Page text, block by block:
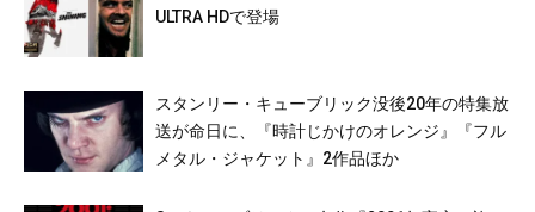
ULTRA HDで登場
スタンリー・キューブリック没後20年の特集放
送が命日に、『時計じかけのオレンジ』『フル
メタル・ジャケット』2作品ほか